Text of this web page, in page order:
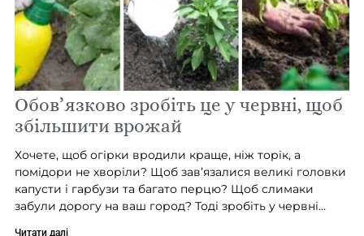
Обов’язково зробіть це у червні, щоб
збільшити врожай
Хочете, щоб огірки вродили краще, ніж торік, а
помідори не хворіли? Щоб зав’язалися великі головки
капусти і гарбузи та багато перцю? Щоб слимаки
забули дорогу на ваш город? Тоді зробіть у червні…
Читати далі